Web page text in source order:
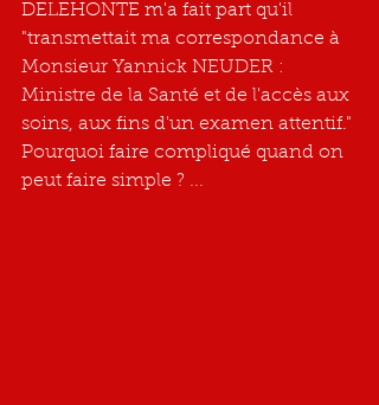
DELEHONTE m'a fait part qu'il
"transmettait ma correspondance à
Monsieur Yannick NEUDER :
Ministre de la Santé et de l'accès aux
soins, aux fins d'un examen attentif."
Pourquoi faire compliqué quand on
peut faire simple ? ...